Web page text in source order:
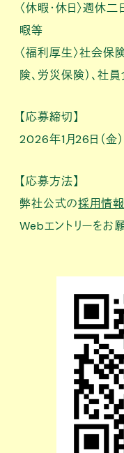
〈休暇・休日〉週休
暇等
〈福利厚生〉社会保
険、労災保険）、社
【応募締切】
2026年1月26日（金
【応募方法】
弊社公式の採用情
Webエントリーをお